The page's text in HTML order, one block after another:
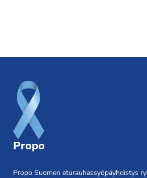
Propo
Propo Suomen eturauhassyöpäyhdistys ry